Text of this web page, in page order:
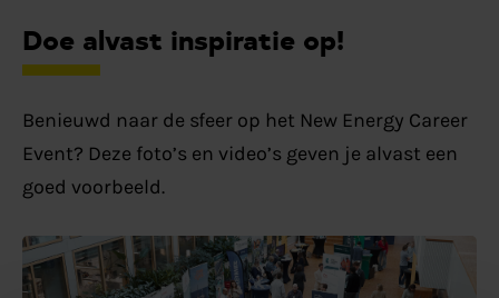
Doe alvast inspiratie op!
Benieuwd naar de sfeer op het New Energy Career
Event? Deze foto’s en video’s geven je alvast een
goed voorbeeld.